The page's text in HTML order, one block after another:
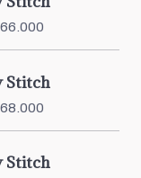
Stitch
Stitch